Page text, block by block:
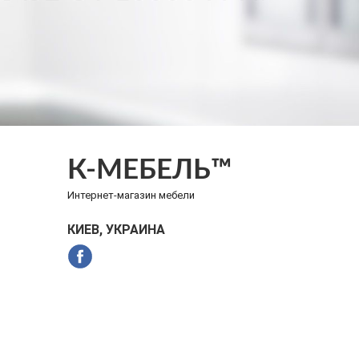
К-МЕБЕЛЬ™
Интернет-магазин мебели
КИЕВ, УКРАИНА